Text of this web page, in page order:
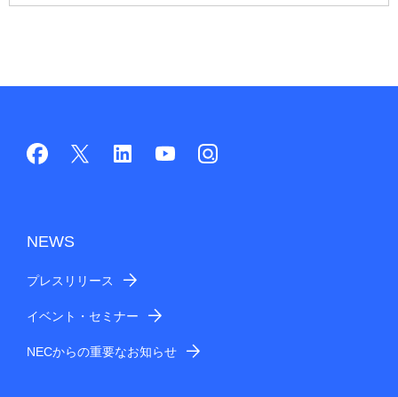
NEWS
プレスリリース
イベント・セミナー
NECからの重要なお知らせ